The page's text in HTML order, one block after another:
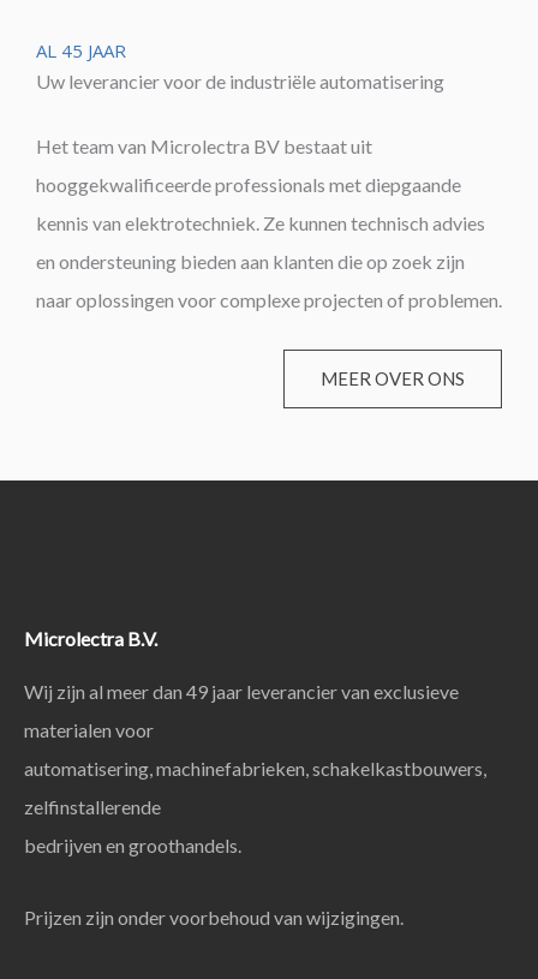
AL 45 JAAR
Uw leverancier voor de industriële automatisering
Het team van Microlectra BV bestaat uit
hooggekwalificeerde professionals met diepgaande
kennis van elektrotechniek. Ze kunnen technisch advies
en ondersteuning bieden aan klanten die op zoek zijn
naar oplossingen voor complexe projecten of problemen.
MEER OVER ONS
Microlectra B.V.
Wij zijn al meer dan 49 jaar leverancier van exclusieve
materialen voor
automatisering, machinefabrieken, schakelkastbouwers,
zelfinstallerende
bedrijven en groothandels.
Prijzen zijn onder voorbehoud van wijzigingen.